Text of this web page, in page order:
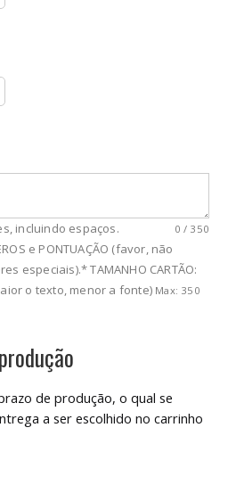
0 / 350
incluindo espaços.
e PONTUAÇÃO (favor, não
especiais).* TAMANHO CARTÃO:
o texto, menor a fonte) Max: 350
de produção, o qual se
a ser escolhido no carrinho